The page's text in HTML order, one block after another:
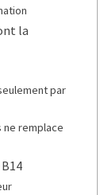
la
par
ne remplace